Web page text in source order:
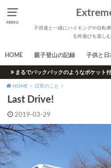
MENU
子供達と一緒にハイキングや自転
る外遊びを楽し
HOME 親子登山の記録 子供と日
まるでバックパックのようなポケット
HOME 日常のこと
Last Drive!
2019-03-29